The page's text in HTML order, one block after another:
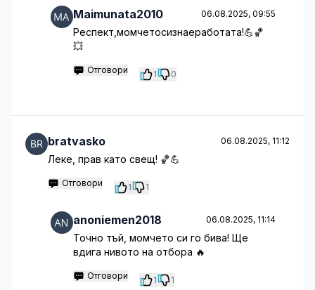
Maimunata2010 06.08.2025, 09:55
Респект,момчетосизнаеработата!💪🏀
💥
Отговори 1 0
bratvasko 06.08.2025, 11:12
Леке, прав като свещ! 🏀💪
Отговори 1 1
anoniemen2018 06.08.2025, 11:14
Точно тъй, момчето си го бива! Ще
вдига нивото на отбора 🔥
Отговори 1 1